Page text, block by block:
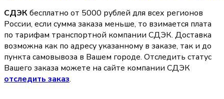
СДЭКбесплатно от 5000 рублей для всех регионов
России, если сумма заказа меньше, то взимается плата
по тарифам транспортной компании СДЭК. Доставка
возможна как по адресу указанному в заказе, так и до
пункта самовывоза в Вашем городе. Отследить статус
Вашего заказа можете на сайте компании СДЭК
отследить заказ.